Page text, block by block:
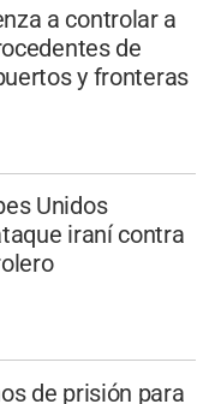
a controlar a
de
y fronteras
Unidos
iraní contra
de prisión para